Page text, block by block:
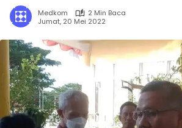
Medkom
2 Min Baca
Jumat, 20 Mei 2022